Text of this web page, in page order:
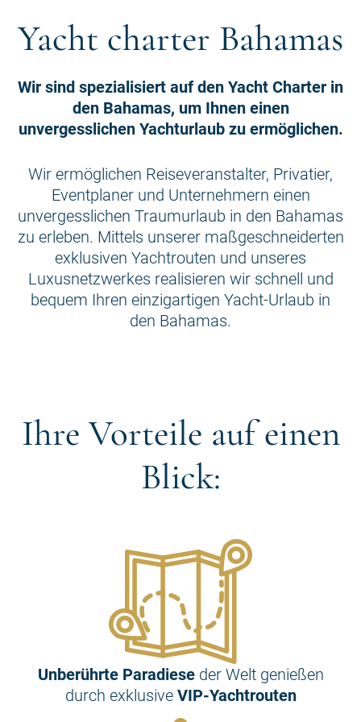
Yacht charter Bahamas
Wir sind spezialisiert auf den Yacht Charter in
den Bahamas, um Ihnen einen
unvergesslichen Yachturlaub zu ermöglichen.
Wir ermöglichen Reiseveranstalter, Privatier,
Eventplaner und Unternehmern einen
unvergesslichen Traumurlaub in den Bahamas
zu erleben. Mittels unserer maßgeschneiderten
exklusiven Yachtrouten und unseres
Luxusnetzwerkes realisieren wir schnell und
bequem Ihren einzigartigen Yacht-Urlaub in
den Bahamas.
Ihre Vorteile auf einen
Blick:
Unberührte Paradieseder Welt genießen
durch exklusive VIP-Yachtrouten